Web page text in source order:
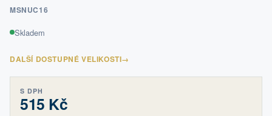
MSNUC16
Skladem
DALŠÍ DOSTUPNÉ VELIKOSTI→
S DPH
515 Kč